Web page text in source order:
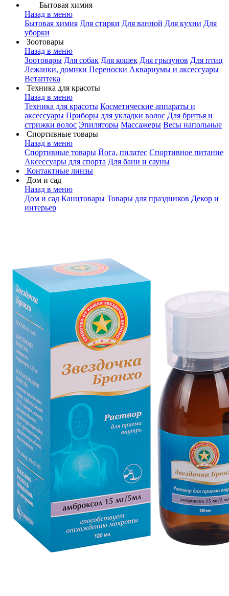
Бытовая химия
Назад в меню
Бытовая химия Для стирки Для ванной Для кухни Для
уборки
Зоотовары
Назад в меню
Зоотовары Для собак Для кошек Для грызунов Для птиц
Лежанки, домики Переноски Аквариумы и аксессуары
Ветаптека
Техника для красоты
Назад в меню
Техника для красоты Косметические аппараты и
аксессуары Приборы для укладки волос Для бритья и
стрижки волос Эпиляторы Массажеры Весы напольные
Спортивные товары
Назад в меню
Спортивные товары Йога, пилатес Спортивное питание
Аксессуары для спорта Для бани и сауны
Контактные линзы
Дом и сад
Назад в меню
Дом и сад Канцтовары Товары для праздников Декор и
интерьер